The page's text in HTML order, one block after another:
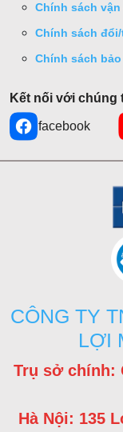
Chính sách
Chính sách
Chính sách
Kết nối với chúng
facebook
CÔNG TY
LỢI
Trụ sở chính:
Hà Nội: 135